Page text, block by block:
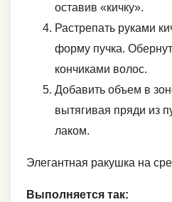
оставив «кичку».
Растрепать руками
форму пучка.
кончиками волос.
Добавить объем в
вытягивая пряди из
лаком.
Элегантная ракушка на
Выполняется так: